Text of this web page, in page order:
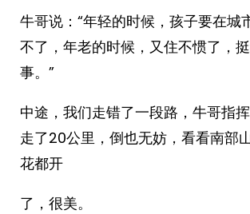
牛哥说：“年轻的时候，孩子要在城
不了，年老的时候，又住不惯了，
事。”
中途，我们走错了一段路，牛哥指
走了20公里，倒也无妨，看看南部
花都开
了，很美。